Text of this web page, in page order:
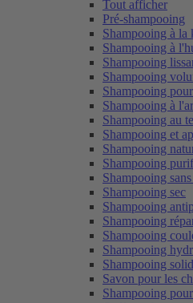
Tout afficher
Pré-shampooing
Shampooing à la
Shampooing à
Shampooing
Shampooing
Shampooing
Shampooing à
Shampooing au
Shampooing et
Shampooing
Shampooing
Shampooing
Shampooing sec
Shampooing
Shampooing
Shampooing
Shampooing
Shampooing
Savon pour les
Shampooing